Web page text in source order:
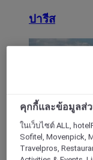
ปารีส
แซน-แซงต์-เ
คุกกี้และข้อมูลส่
ในเว็บไซต์ ALL,
Sofitel, Movenpick,
Travelpros,